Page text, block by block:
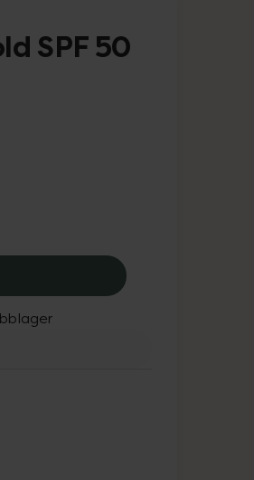
SPF 50
Sun Tanning Oil Gold SPF 50,